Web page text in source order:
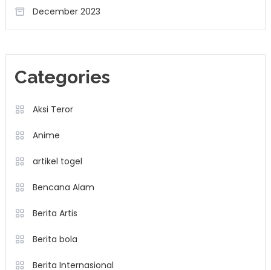
December 2023
Categories
Aksi Teror
Anime
artikel togel
Bencana Alam
Berita Artis
Berita bola
Berita Internasional